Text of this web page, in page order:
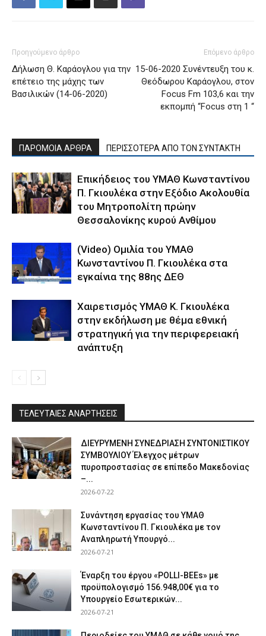
Προηγούμενο άρθρο
Δήλωση Θ. Καράογλου για την
επέτειο της μάχης των
Βασιλικών (14-06-2020)
Επόμενο άρθρο
15-06-2020 Συνέντευξη του κ.
Θεόδωρου Καράογλου, στον
Focus Fm 103,6 και την
εκπομπή “Focus στη 1 “
ΠΑΡΟΜΟΙΑ ΑΡΘΡΑ ΠΕΡΙΣΣΟΤΕΡΑ ΑΠΟ ΤΟΝ ΣΥΝΤΑΚΤΗ
Επικήδειος του ΥΜΑΘ Κωνσταντίνου
Π. Γκιουλέκα στην Εξόδιο Ακολουθία
του Μητροπολίτη πρώην
Θεσσαλονίκης κυρού Ανθίμου
(Video) Ομιλία του ΥΜΑΘ
Κωνσταντίνου Π. Γκιουλέκα στα
εγκαίνια της 88ης ΔΕΘ
Χαιρετισμός ΥΜΑΘ Κ. Γκιουλέκα
στην εκδήλωση με θέμα εθνική
στρατηγική για την περιφερειακή
ανάπτυξη
ΤΕΛΕΥΤΑΙΕΣ ΑΝΑΡΤΗΣΕΙΣ
ΔΙΕΥΡΥΜΕΝΗ ΣΥΝΕΔΡΙΑΣΗ ΣΥΝΤΟΝΙΣΤΙΚΟΥ
ΣΥΜΒΟΥΛΙΟΥ Έλεγχος μέτρων
πυροπροστασίας σε επίπεδο Μακεδονίας
–...
2026-07-22
Συνάντηση εργασίας του ΥΜΑΘ
Κωνσταντίνου Π. Γκιουλέκα με τον
Αναπληρωτή Υπουργό...
2026-07-21
Έναρξη του έργου «POLLI-BEEs» με
προϋπολογισμό 156.948,00€ για το
Υπουργείο Εσωτερικών...
2026-07-21